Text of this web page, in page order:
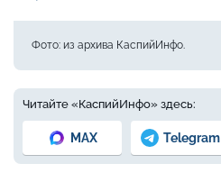
Фото: из архива КаспийИнфо.
Читайте «КаспийИнфо» здесь:
MAX Telegram